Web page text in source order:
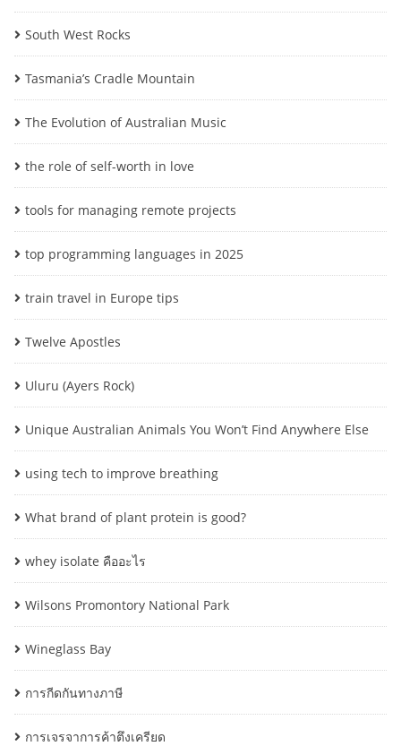
South West Rocks
Tasmania’s Cradle Mountain
The Evolution of Australian Music
the role of self-worth in love
tools for managing remote projects
top programming languages in 2025
train travel in Europe tips
Twelve Apostles
Uluru (Ayers Rock)
Unique Australian Animals You Won’t Find Anywhere Else
using tech to improve breathing
What brand of plant protein is good?
whey isolate คืออะไร
Wilsons Promontory National Park
Wineglass Bay
การกีดกันทางภาษี
การเจรจาการค้าตึงเครียด